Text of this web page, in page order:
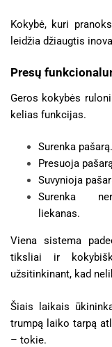
Kokybė, kuri
leidžia džiaugtis
Presų
Geros kokybės
kelias funkcijas.
Surenka pašarą.
Presuoja
Suvynioja
Surenka
liekanas.
Viena sistema
tiksliai ir
užsitinkinant, kad
Šiais laikais
trumpą laiko tarpą
– tokie.